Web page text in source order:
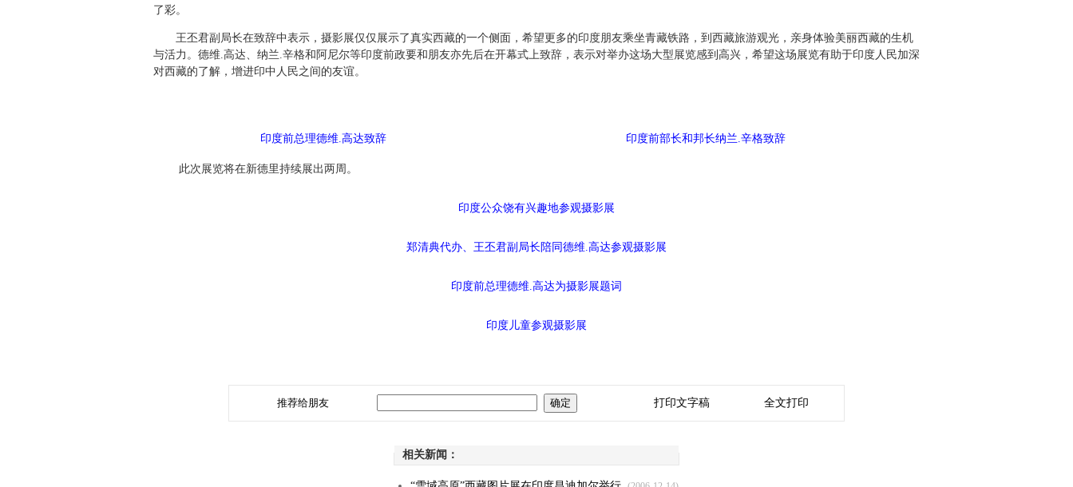
了彩。
王丕君副局长在致辞中表示，摄影展仅仅展示了真实西藏的一个侧面，希望更多的印度朋友乘坐青藏铁路，到西藏旅游观光，亲身体验美丽西藏的生机
与活力。德维.高达、纳兰.辛格和阿尼尔等印度前政要和朋友亦先后在开幕式上致辞，表示对举办这场大型展览感到高兴，希望这场展览有助于印度人民加深
对西藏的了解，增进印中人民之间的友谊。
印度前总理德维.高达致辞 印度前部长和邦长纳兰.辛格致辞
此次展览将在新德里持续展出两周。
印度公众饶有兴趣地参观摄影展
郑清典代办、王丕君副局长陪同德维.高达参观摄影展
印度前总理德维.高达为摄影展题词
印度儿童参观摄影展
推荐给朋友 打印文字稿 全文打印
相关新闻：